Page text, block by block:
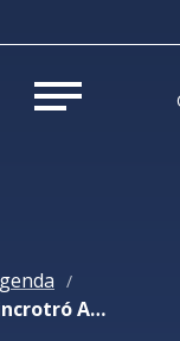
Obrir menú
/
Aplicacions del Sincrotró ALBA a la Indústria Farmacèutica, Cosmètica i Biomèdica